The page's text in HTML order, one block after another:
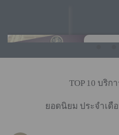
TOP 10 บริก
ยอดนิยม ประจำเดื